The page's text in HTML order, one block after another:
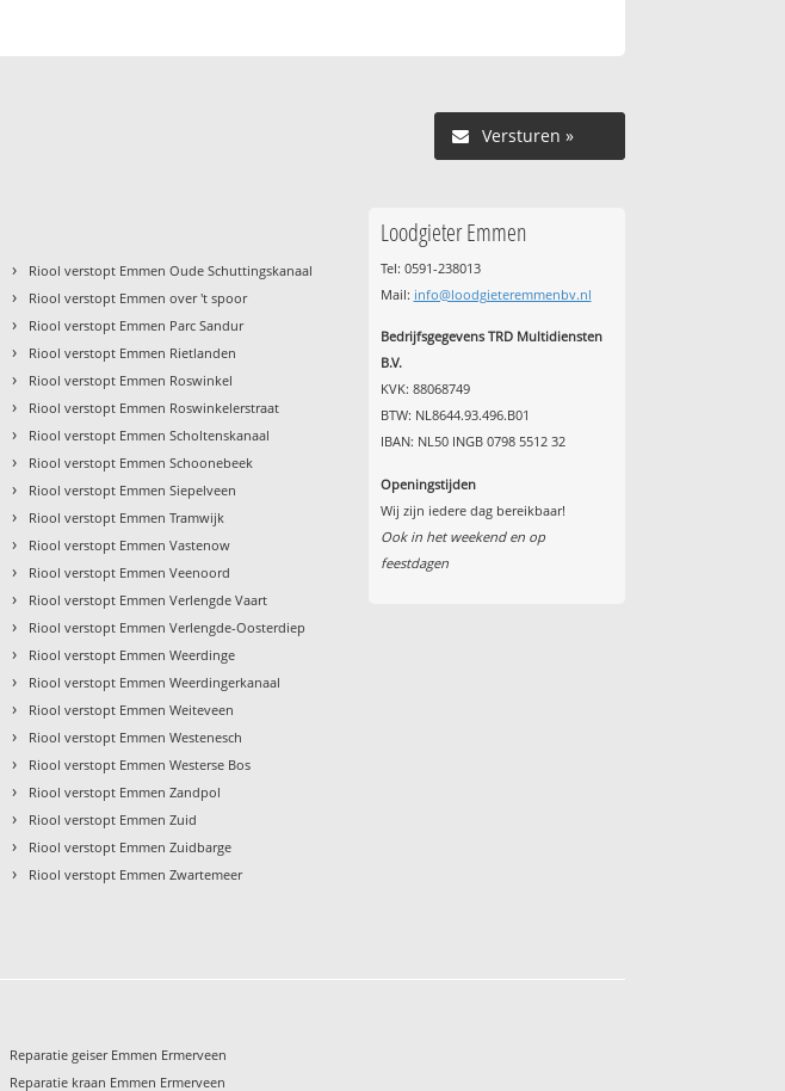
Versturen »
› Riool verstopt Emmen Oude Schuttingskanaal
› Riool verstopt Emmen over 't spoor
› Riool verstopt Emmen Parc Sandur
› Riool verstopt Emmen Rietlanden
› Riool verstopt Emmen Roswinkel
› Riool verstopt Emmen Roswinkelerstraat
› Riool verstopt Emmen Scholtenskanaal
› Riool verstopt Emmen Schoonebeek
› Riool verstopt Emmen Siepelveen
› Riool verstopt Emmen Tramwijk
› Riool verstopt Emmen Vastenow
› Riool verstopt Emmen Veenoord
› Riool verstopt Emmen Verlengde Vaart
› Riool verstopt Emmen Verlengde-Oosterdiep
› Riool verstopt Emmen Weerdinge
› Riool verstopt Emmen Weerdingerkanaal
› Riool verstopt Emmen Weiteveen
› Riool verstopt Emmen Westenesch
› Riool verstopt Emmen Westerse Bos
› Riool verstopt Emmen Zandpol
› Riool verstopt Emmen Zuid
› Riool verstopt Emmen Zuidbarge
› Riool verstopt Emmen Zwartemeer
Loodgieter Emmen
Tel: 0591-238013
Mail: info@loodgieteremmenbv.nl
Bedrijfsgegevens TRD Multidiensten
B.V.
KVK: 88068749
BTW: NL8644.93.496.B01
IBAN: NL50 INGB 0798 5512 32
Openingstijden
Wij zijn iedere dag bereikbaar!
Ook in het weekend en op
feestdagen
Reparatie geiser Emmen Ermerveen
Reparatie kraan Emmen Ermerveen